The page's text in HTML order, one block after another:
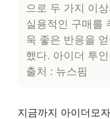
으로 두 가지 이
실용적인 구매를
욱 좋은 반응을
했다. 아이더 투
출처 : 뉴스핌
지금까지 아이더모